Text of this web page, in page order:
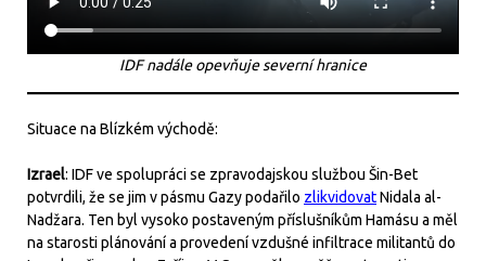
IDF nadále opevňuje severní hranice
Situace na Blízkém východě:
Izrael: IDF ve spolupráci se zpravodajskou službou Šin-Bet
potvrdili, že se jim v pásmu Gazy podařilo zlikvidovatNidala al-
Nadžara. Ten byl vysoko postaveným příslušníkům Hamásu a měl
na starosti plánování a provedení vzdušné infiltrace militantů do